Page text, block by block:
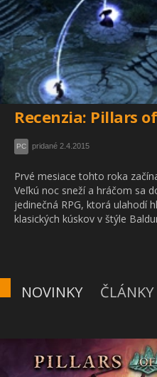
Recenzia: Pillars
PC pridané 2.4.2015
Prvé mesiace tohto roka
Veľkú noc sneží a hráčom sa
jedinečná RPG, ktorá ulahodí
klasických kúskov v štýle
NOVINKY ČLÁNKY